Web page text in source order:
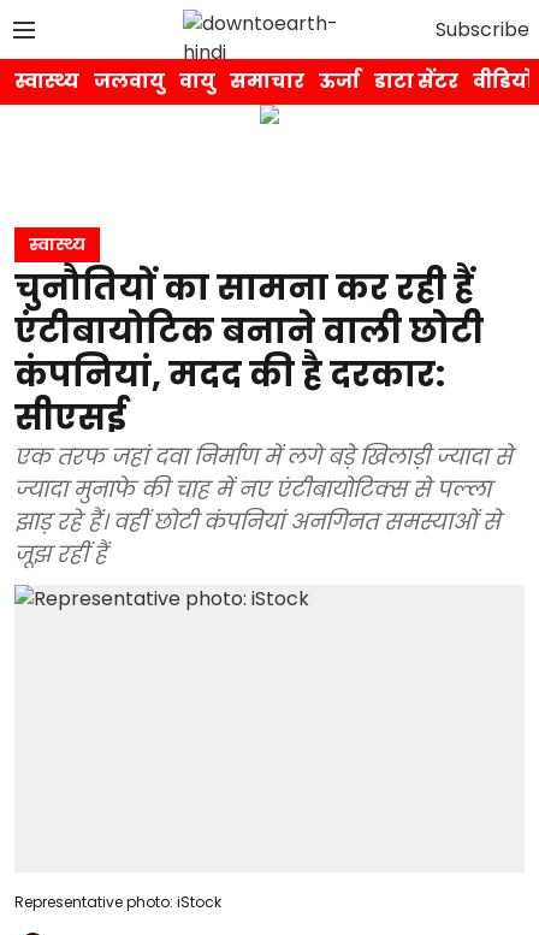
Subscribe
स्वास्थ्य जलवायु वायु समाचार ऊर्जा डाटा सेंटर वीडियो
स्वास्थ्य
चुनौतियों का सामना कर रही हैं
एंटीबायोटिक बनाने वाली छोटी
कंपनियां, मदद की है दरकार:
सीएसई
एक तरफ जहां दवा निर्माण में लगे बड़े खिलाड़ी ज्यादा से
ज्यादा मुनाफे की चाह में नए एंटीबायोटिक्स से पल्ला
झाड़ रहे हैं। वहीं छोटी कंपनियां अनगिनत समस्याओं से
जूझ रहीं हैं
Representative photo: iStock